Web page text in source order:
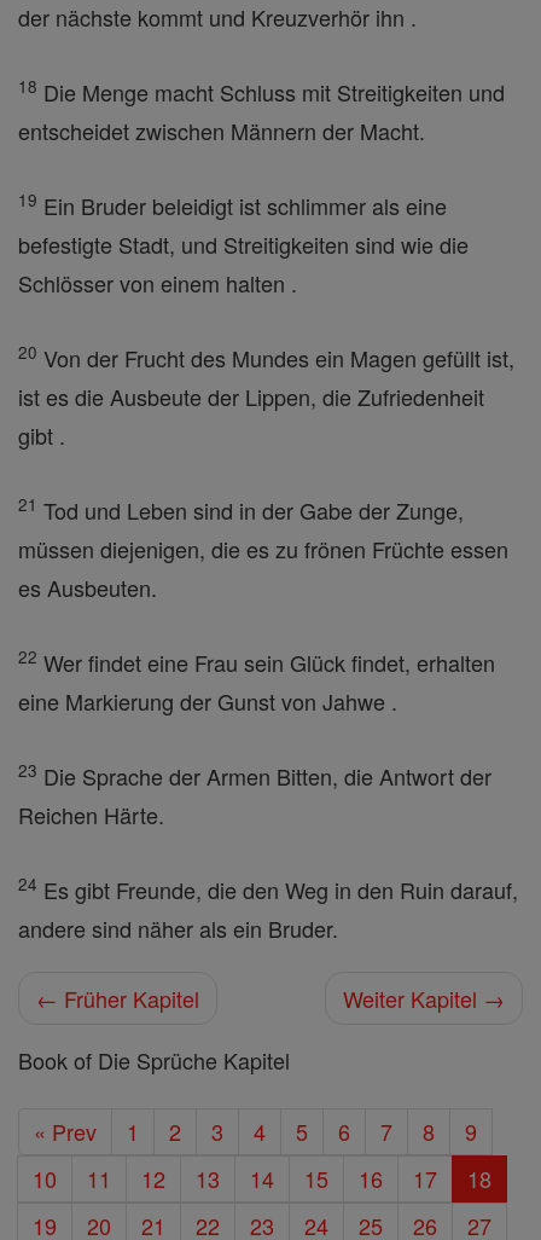
der nächste kommt und Kreuzverhör ihn .
18 Die Menge macht Schluss mit Streitigkeiten und
entscheidet zwischen Männern der Macht.
19 Ein Bruder beleidigt ist schlimmer als eine
befestigte Stadt, und Streitigkeiten sind wie die
Schlösser von einem halten .
20 Von der Frucht des Mundes ein Magen gefüllt ist,
ist es die Ausbeute der Lippen, die Zufriedenheit
gibt .
21 Tod und Leben sind in der Gabe der Zunge,
müssen diejenigen, die es zu frönen Früchte essen
es Ausbeuten.
22 Wer findet eine Frau sein Glück findet, erhalten
eine Markierung der Gunst von Jahwe .
23 Die Sprache der Armen Bitten, die Antwort der
Reichen Härte.
24 Es gibt Freunde, die den Weg in den Ruin darauf,
andere sind näher als ein Bruder.
← Früher Kapitel
Weiter Kapitel →
Book of Die Sprüche Kapitel
« Prev 1 2 3 4 5 6 7 8
9
10
11 12 13 14 15 16 17
18
19
20 21 22 23 24 25 26 27